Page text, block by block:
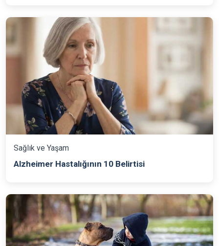
Sağlık ve Yaşam
Alzheimer Hastalığının 10 Belirtisi